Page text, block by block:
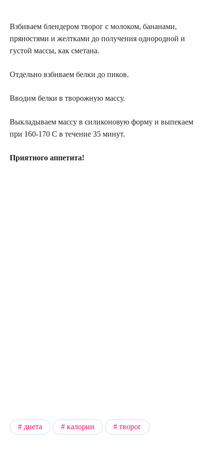
Взбиваем блендером творог с молоком, бананами,
пряностями и желтками до получения однородной и
густой массы, как сметана.
Отдельно взбиваем белки до пиков.
Вводим белки в творожную массу.
Выкладываем массу в силиконовую форму и выпекаем
при 160-170 С в течение 35 минут.
Приятного аппетита!
диета калории творог